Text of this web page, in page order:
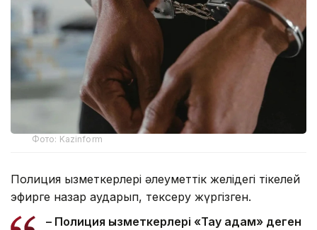
Фото: Kazinform
Полиция қызметкерлері әлеуметтік желідегі тікелей
эфирге назар аударып, тексеру жүргізген.
– Полиция қызметкерлері «Тау адам» деген